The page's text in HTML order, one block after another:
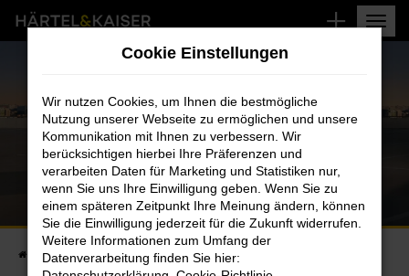
Zum
Hauptinhalt
DACIA SPRING
JETZT AB 99,– € MTL.
Startseite Fahrzeugangebote Aktuelle Angebote
Cookie Einstellungen
Wir nutzen Cookies, um Ihnen die bestmögliche
Nutzung unserer Webseite zu ermöglichen und unsere
Kommunikation mit Ihnen zu verbessern. Wir
berücksichtigen hierbei Ihre Präferenzen und
verarbeiten Daten für Marketing und Statistiken nur,
wenn Sie uns Ihre Einwilligung geben. Wenn Sie zu
einem späteren Zeitpunkt Ihre Meinung ändern, können
Sie die Einwilligung jederzeit für die Zukunft widerrufen.
Weitere Informationen zum Umfang der
Datenverarbeitung finden Sie hier: